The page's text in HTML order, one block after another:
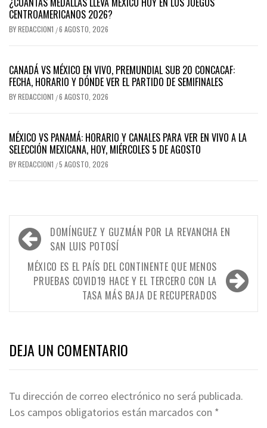
CENTROAMERICANOS 2026?
BYREDACCION1 /6 AGOSTO, 2026
CANADÁ VS MÉXICO EN VIVO, PREMUNDIAL SUB 20 CONCACAF:
FECHA, HORARIO Y DÓNDE VER EL PARTIDO DE SEMIFINALES
BYREDACCION1 /6 AGOSTO, 2026
MÉXICO VS PANAMÁ: HORARIO Y CANALES PARA VER EN VIVO A LA
SELECCIÓN MEXICANA, HOY, MIÉRCOLES 5 DE AGOSTO
BYREDACCION1 /5 AGOSTO, 2026
Navegación
de
entradas
DOMÍNGUEZ Y GUZMÁN POR LA REVANCHA EN
SAN LUIS POTOSÍ
MÉXICO ES EL PAÍS DEL CONTINENTE QUE MENOS
PRUEBAS COVID19 HACE Y EL TERCERO CON LA
TASA MÁS BAJA DE RECUPERADOS
DEJA UN COMENTARIO
Tu dirección de correo electrónico no será publicada.
Los campos obligatorios están marcados con *